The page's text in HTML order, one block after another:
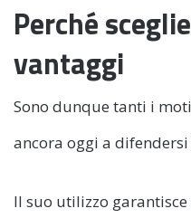
Perché
vantaggi
Sono dunque tanti i
ancora oggi a difendersi
Il suo utilizzo